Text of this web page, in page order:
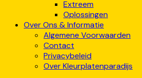
Extreem
Oplossingen
Over Ons & Informatie
Algemene Voorwaarden
Contact
Privacybeleid
Over Kleurplatenparadijs